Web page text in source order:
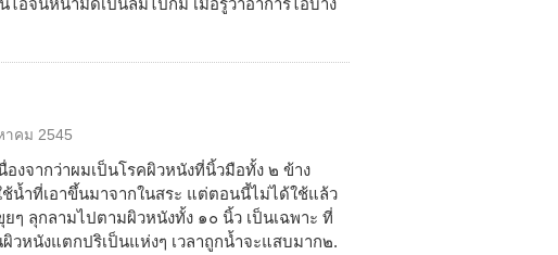
าคม 2545
งจากว่าผมเป็นโรคผิวหนังที่นิ้วมือทั้ง ๒ ข้าง
น้ำที่เอาขึ้นมาจากในสระ แต่ตอนนี้ไม่ได้ใช้แล้ว
ๆ ลุกลามไปตามผิวหนังทั้ง ๑๐ นิ้ว เป็นเฉพาะ ที่
วหนังแตกปริเป็นแห่งๆ เวลาถูกน้ำจะแสบมาก๒.